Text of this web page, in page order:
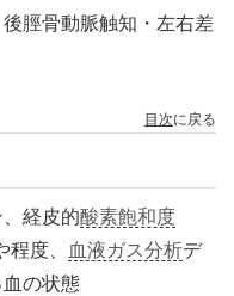
脛骨動脈触知・左右差
目次に戻る
経皮的酸素飽和度
度、 血液ガス分析デ
の状態